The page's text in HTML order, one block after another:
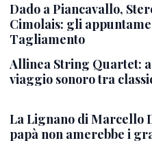
Dado a Piancavallo,
Cimolais: gli
Tagliamento
Allinea String Quartet:
viaggio sonoro tra
La Lignano di Marcello
papà non amerebbe i